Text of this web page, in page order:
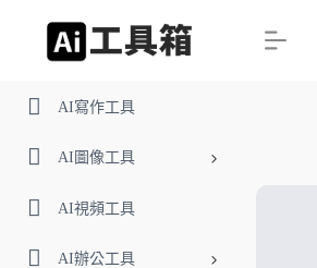
AI寫作工具
AI圖像工具
AI視頻工具
AI辦公工具